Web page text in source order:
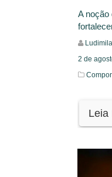
A noção
2 de
Leia